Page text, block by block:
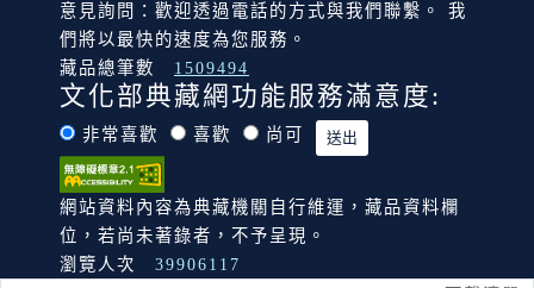
意見詢問：歡迎透過電話的方式與我們聯繫。 我
們將以最快的速度為您服務。
藏品總筆數
1509494
文化部典藏網功能服務滿意度:
非常喜歡 喜歡 尚可
網站資料內容為典藏機關自行維運，藏品資料欄
位，若尚未著錄者，不予呈現。
瀏覽人次
39906117